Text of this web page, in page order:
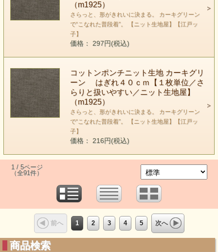
（m1925）
さらっと、形がきれいに決まる。 カーキグリーン
で“こなれた普段着”。 【ニット生地屋】【江戸ッ
子】
価格： 297円(税込)
コットンポンチニット生地 カーキグリ
ーン はぎれ４０ｃｍ【１枚単位／さ
らりと扱いやすい／ニット生地屋】
（m1925）
さらっと、形がきれいに決まる。 カーキグリーン
で“こなれた普段着”。 【ニット生地屋】【江戸ッ
子】
価格： 216円(税込)
1 / 5ページ
（全91件）
前へ 1 2 3 4 5 次へ
商品検索